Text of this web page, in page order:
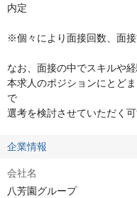
内定
※個々により面接回数、面接
なお、面接の中でスキルや経
本求人のポジションにとど
で
選考を検討させていただく可
企業情報
会社名
八芳園グループ